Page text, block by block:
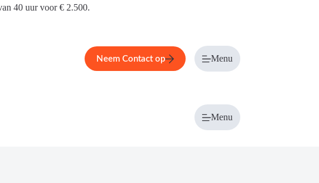
40 uur voor € 2.500.
Neem Contact op Menu
Menu